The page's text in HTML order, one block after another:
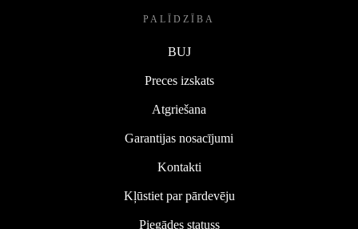
PALĪDZĪBA
BUJ
Preces izskats
Atgriešana
Garantijas nosacījumi
Kontakti
Kļūstiet par pārdevēju
Piegādes statuss